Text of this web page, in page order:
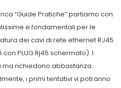
“Guide Pratiche” partiamo con
e fondamentali per le
dei cavi di rete ethernet RJ45
PLUG Rj45 schermato). I
richiedono abbastanza
i primi tentativi vi potranno